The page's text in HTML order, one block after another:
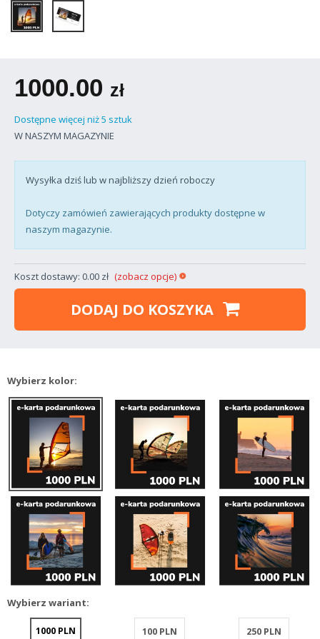
1000.00 zł
Dostępne więcej niż 5 sztuk
W NASZYM MAGAZYNIE
Wysyłka dziś lub w najbliższy dzień roboczy
Dotyczy zamówień zawierających produkty dostępne w
naszym magazynie.
Koszt dostawy: 0.00 zł (zobacz opcje)
DODAJ DO KOSZYKA
Wybierz kolor:
Wybierz wariant:
1000 PLN 100 PLN 250 PLN